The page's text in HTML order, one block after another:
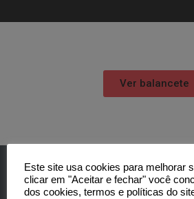
Ver balancete
Este site usa cookies para melhorar
clicar em "Aceitar e fechar" você
dos cookies, termos e políticas do